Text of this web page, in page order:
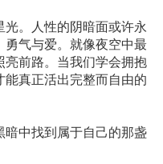
。人性的阴暗面或许永
气与爱。就像夜空中最
前路。当我们学会拥抱
真正活出完整而自由的
中找到属于自己的那盏